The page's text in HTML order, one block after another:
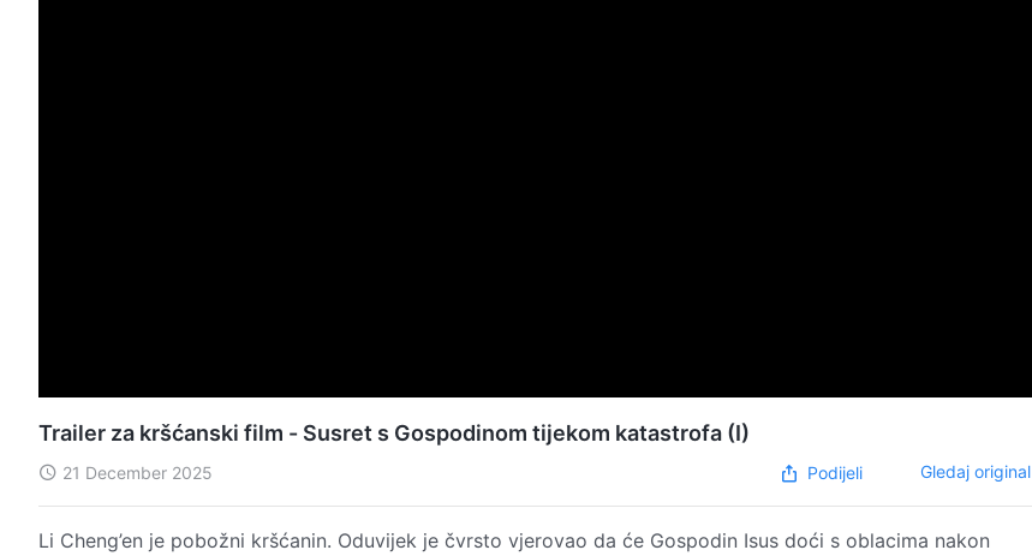
Trailer za kršćanski film - Susret s Gospodinom tijekom katastrofa (I)
21 December 2025 Podijeli Gledaj original
Li Cheng’en je pobožni kršćanin. Oduvijek je čvrsto vjerovao da će Gospodin Isus doći s oblacima nakon